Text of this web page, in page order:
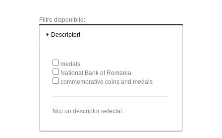
Filtre disponibile:
Descriptori
medals
National Bank of Romania
commemorative coins and medals
Nici un descriptor selectat.